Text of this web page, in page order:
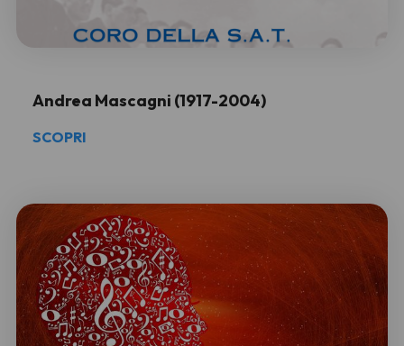
Andrea Mascagni (1917-2004)
SCOPRI